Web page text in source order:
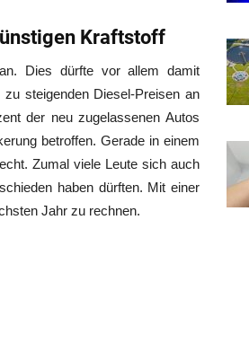
Kraftstoff
Dies dürfte vor allem damit
steigenden Diesel-Preisen an
der neu zugelassenen Autos
betroffen. Gerade in einem
Zumal viele Leute sich auch
haben dürften. Mit einer
Jahr zu rechnen.